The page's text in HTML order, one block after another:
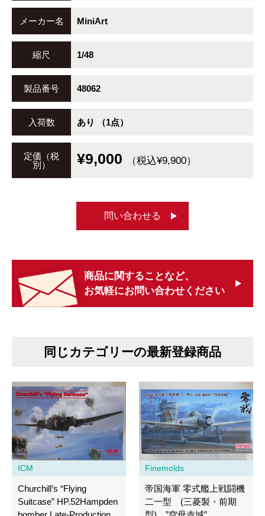
メーカー名 MiniArt
縮尺 1/48
製品番号 48062
入荷数 あり （1点）
定価（税
別）
¥9,000 （税込¥9,900）
問い合わせる
商品に関することなど、
お気軽にお問い合わせください
同じカテゴリーの最新登録商品
ICM
Churchill’s “Flying
Suitcase” HP.52Hampden
Finemolds
帝国海軍 零式艦上戦闘機
二一型 (三菱製・前期